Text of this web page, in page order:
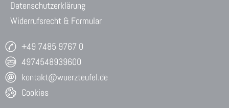
Datenschutzerklärung
Widerrufsrecht & Formular
+49 7485 9767 0
4974548939600
kontakt@wuerzteufel.de
Cookies